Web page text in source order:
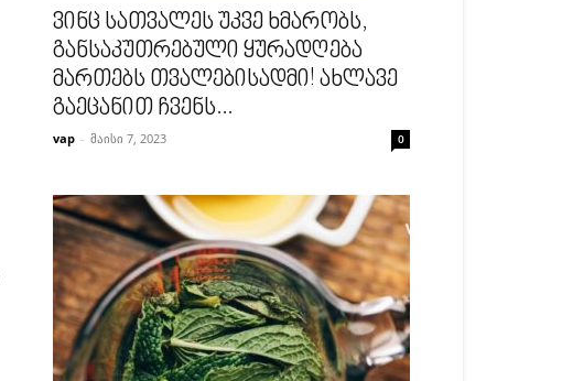
ვინც სათვალეს უკვე ხმარობს,
განსაკუთრებული ყურადღება
მართებს თვალებისადმი! ახლავე
გაეცანით ჩვენს...
vap - მაისი 7, 2023 0